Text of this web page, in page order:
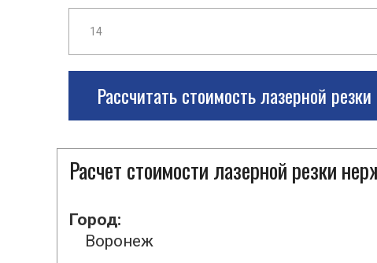
Рассчитать стоимость лазерной резки
Расчет стоимости лазерной резки
Город:
Воронеж